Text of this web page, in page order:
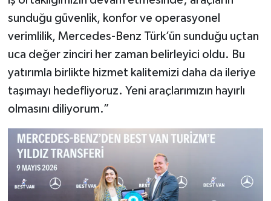
sunduğu güvenlik, konfor ve operasyonel
verimlilik, Mercedes-Benz Türk’ün sunduğu uçtan
uca değer zinciri her zaman belirleyici oldu. Bu
yatırımla birlikte hizmet kalitemizi daha da ileriye
taşımayı hedefliyoruz. Yeni araçlarımızın hayırlı
olmasını diliyorum.”